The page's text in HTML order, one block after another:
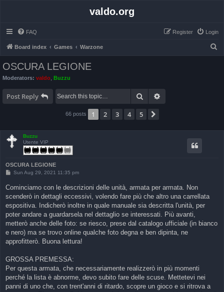
valdo.org
FAQ Login
Register
Board index Games Warzone
OSCURA LEGIONE
Moderators: valdo Buzzu
Post Reply Search
66 posts 1 2 3 4 5
Buzzu
Utente VIP
OSCURA LEGIONE
P
t
Sun Aug 29, 2021 11:35 pm
Cominciamo con le descrizioni delle unità, armata per armata. Non
scenderò in dettagli eccessivi, volendo fare più che altro una carrellata
espositiva. Indicherò inoltre in quale manuale sia descritta l'unità, per
poter andare a guardarsela nel dettaglio se interessati. Più avanti,
metterò anche delle foto: se riesco, prese dal catalogo ufficiale (in bianco
e nero) ma se trovo online qualche foto degna e ben dipinta, ne
approfitterò. Buona lettura!
GROSSA PREMESSA:
Per questa armata, che necessariamente realizzerò in più momenti
perché la lista è abnorme, devo subito fare delle scuse. Mettetevi nei
panni di uno che, con trent'anni di ritardo, scopre un gioco e si ritrova a